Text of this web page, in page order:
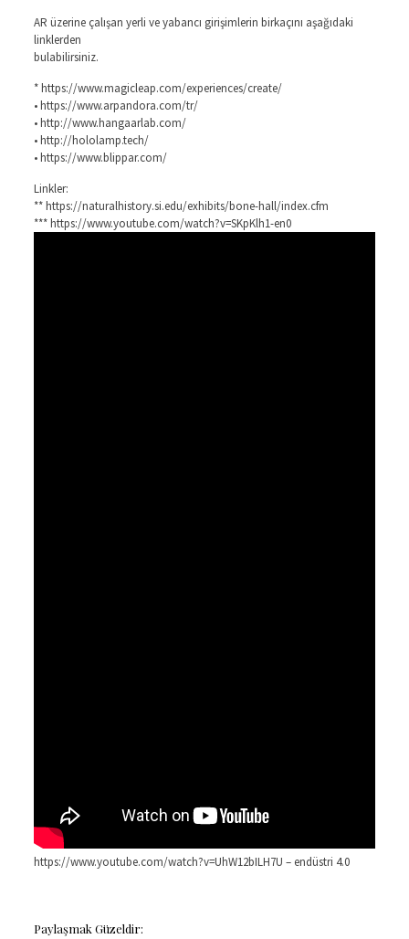
AR üzerine çalışan yerli ve yabancı girişimlerin birkaçını aşağıdaki
linklerden
bulabilirsiniz.
* https://www.magicleap.com/experiences/create/
• https://www.arpandora.com/tr/
• http://www.hangaarlab.com/
• http://hololamp.tech/
• https://www.blippar.com/
Linkler:
** https://naturalhistory.si.edu/exhibits/bone-hall/index.cfm
*** https://www.youtube.com/watch?v=SKpKlh1-en0
https://www.youtube.com/watch?v=UhW12bILH7U – endüstri 4.0
Paylaşmak Güzeldir: